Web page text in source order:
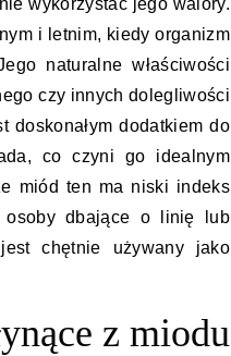
wykorzystać jego walory.
i letnim, kiedy organizm
naturalne właściwości
czy innych dolegliwości
doskonałym dodatkiem do
co czyni go idealnym
miód ten ma niski indeks
osoby dbające o linię lub
chętnie używany jako
z miodu